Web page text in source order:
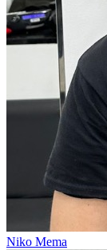
Niko Mema